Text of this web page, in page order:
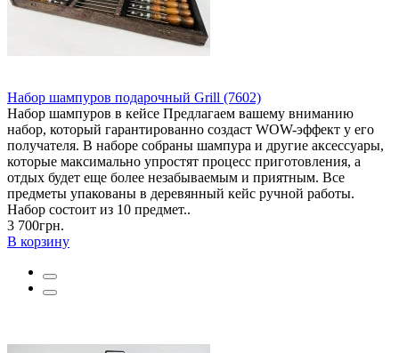
Набор шампуров подарочный Grill (7602)
Набор шампуров в кейсе Предлагаем вашему вниманию
набор, который гарантированно создаст WOW-эффект у его
получателя. В наборе собраны шампура и другие аксессуары,
которые максимально упростят процесс приготовления, а
отдых будет еще более незабываемым и приятным. Все
предметы упакованы в деревянный кейс ручной работы.
Набор состоит из 10 предмет..
3 700грн.
В корзину